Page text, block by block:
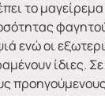
το μαγείρεμα
ενώ οι
ίδιες. Σε